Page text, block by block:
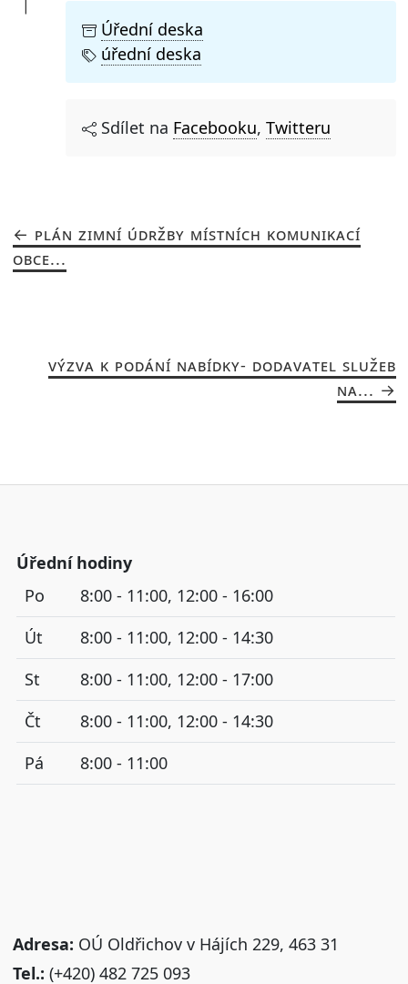
Úřední deska
úřední deska
Sdílet na Facebooku, Twitteru
PLÁN ZIMNÍ ÚDRŽBY MÍSTNÍCH KOMUNIKACÍ
OBCE...
VÝZVA K PODÁNÍ NABÍDKY- DODAVATEL SLUŽEB
NA...
Úřední hodiny
Po
8:00 - 11:00, 12:00 - 16:00
Út
8:00 - 11:00, 12:00 - 14:30
St
8:00 - 11:00, 12:00 - 17:00
Čt
8:00 - 11:00, 12:00 - 14:30
Pá
8:00 - 11:00
Adresa: OÚ Oldřichov v Hájích 229, 463 31
Tel.: (+420) 482 725 093